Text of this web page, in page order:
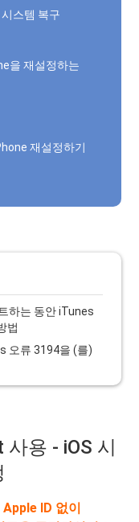
스템 복구
을 재설정하는
재설정하기
하는 동안 iTunes
법
오류 3194을 (를)
용 - iOS 시
ID 없이